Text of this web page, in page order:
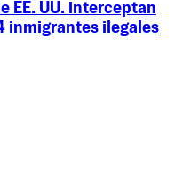
EE. UU. interceptan
inmigrantes ilegales